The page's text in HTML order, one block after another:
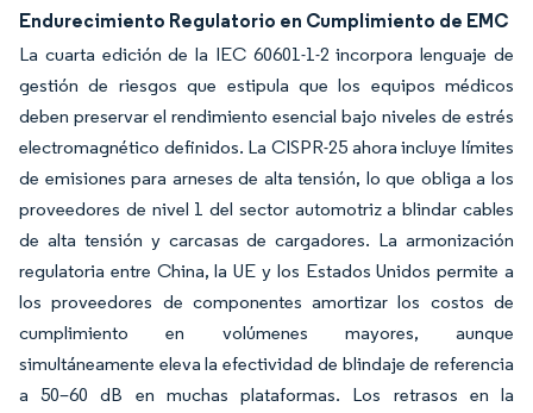
Endurecimiento Regulatorio en Cumplimiento de EMC
La cuarta edición de la IEC 60601-1-2 incorpora lenguaje de
gestión de riesgos que estipula que los equipos médicos
deben preservar el rendimiento esencial bajo niveles de estrés
electromagnético definidos. La CISPR-25 ahora incluye límites
de emisiones para arneses de alta tensión, lo que obliga a los
proveedores de nivel 1 del sector automotriz a blindar cables
de alta tensión y carcasas de cargadores. La armonización
regulatoria entre China, la UE y los Estados Unidos permite a
los proveedores de componentes amortizar los costos de
cumplimiento en volúmenes mayores, aunque
simultáneamente eleva la efectividad de blindaje de referencia
a 50–60 dB en muchas plataformas. Los retrasos en la